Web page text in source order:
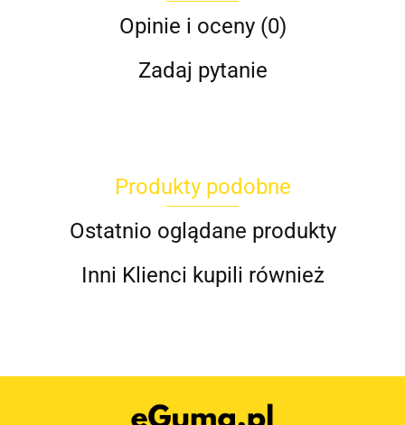
Opinie i oceny (0)
Zadaj pytanie
Produkty podobne
Ostatnio oglądane produkty
Inni Klienci kupili również